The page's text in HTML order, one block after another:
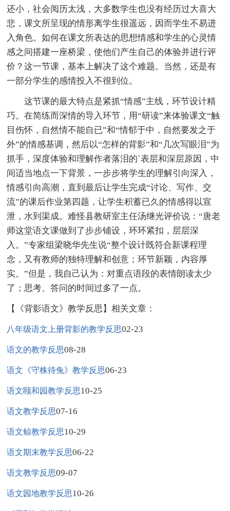
还小，社会阅历太浅，大多数学生也没有经历过大喜大
悲，课文所呈现的情形离学生很遥远，因而学生不易进
入角色。如何在课文所表达的思想情感和学生的心灵情
感之间搭建一座桥梁，使他们产生自己的体验并进行评
价？这一节课，基本上解决了这个难题。当然，还是有
一部分学生的感情投入不很到位。
这节课的最大特点是紧抓“情感”主线，环节设计精
巧。在简练而深情的导入环节，用“研读”来体验课文“触
目伤怀，自然情不能自已”和“情郁于中，自然要发之于
外”的情感基调，然后以“怎样的背影”和“几次写眼泪”为
抓手，深度体验和理解作者落泪的`表层和深层原因，中
间适当地点一下背景，一步步将学生的理解引向深入，
情感引向高潮，直到最后让学生完成“讨论、写作、交
流”的课后作业第四题，让学生积蓄已久的情感得以宣
泄，水到渠成。难怪县教研室主任汤继光评价说：“唐老
师这堂语文课做到了步步铺设，环环紧扣，层层深
入。”专家组梁晓华先生说“整个设计既符合新课程理
念，又有教师的独特理解和创意；环节新颖，内容厚
实。”但是，我自己认为：对重点语段的表情朗读太少
了；思考、答问的时间过多了一点。
【《背影语文》教学反思】相关文章：
八年级语文上册背影的教学反思02-23
语文的教学反思08-28
语文《守株待兔》教学反思06-23
语文颐和园教学反思10-25
语文教学反思07-16
语文鲸教学反思10-29
语文期末教学反思06-22
语文教学反思09-07
语文园地教学反思10-26